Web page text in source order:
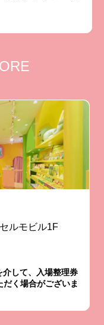
ルモビル1F
して、入場整理券
く場合がございま